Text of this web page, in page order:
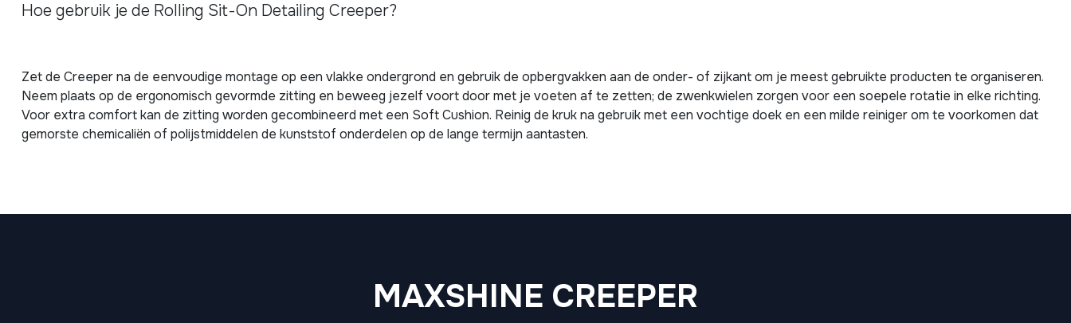
Hoe gebruik je de Rolling Sit-On Detailing Creeper?
Zet de Creeper na de eenvoudige montage op een vlakke ondergrond en gebruik de opbergvakken aan de onder- of zijkant om je meest gebruikte producten te organiseren.
Neem plaats op de ergonomisch gevormde zitting en beweeg jezelf voort door met je voeten af te zetten; de zwenkwielen zorgen voor een soepele rotatie in elke richting.
Voor extra comfort kan de zitting worden gecombineerd met een Soft Cushion. Reinig de kruk na gebruik met een vochtige doek en een milde reiniger om te voorkomen dat
gemorste chemicaliën of polijstmiddelen de kunststof onderdelen op de lange termijn aantasten.
MAXSHINE CREEPER